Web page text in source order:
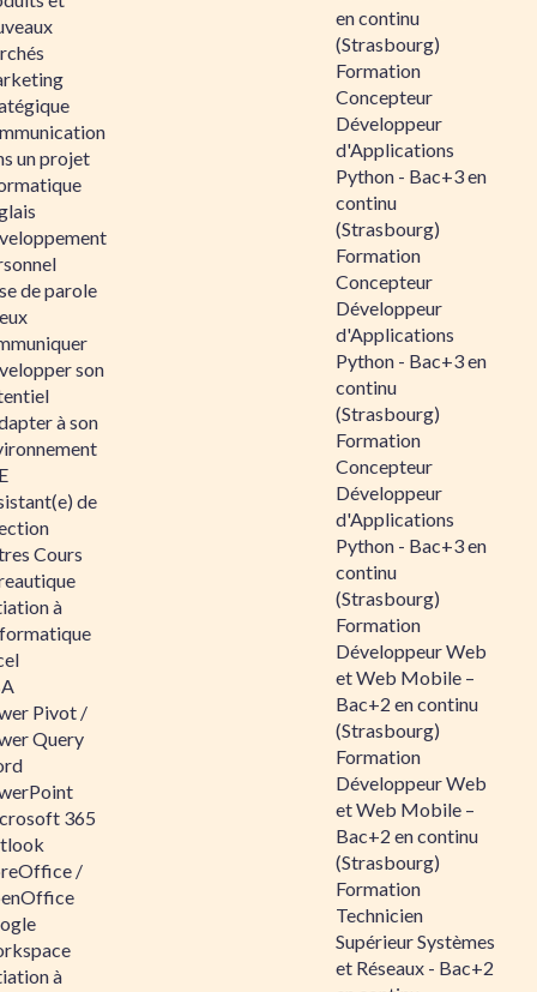
un projet
de parole
son
à son
de
Cours
à
Pivot /
Query
365
/
à
en continu
(Strasbourg)
Formation
Concepteur
Développeur
d'Applications
Python - Bac+3 en
continu
(Strasbourg)
Formation
Concepteur
Développeur
d'Applications
Python - Bac+3 en
continu
(Strasbourg)
Formation
Concepteur
Développeur
d'Applications
Python - Bac+3 en
continu
(Strasbourg)
Formation
Développeur Web
et Web Mobile –
Bac+2 en continu
(Strasbourg)
Formation
Développeur Web
et Web Mobile –
Bac+2 en continu
(Strasbourg)
Formation
Technicien
Supérieur Systèmes
et Réseaux - Bac+2